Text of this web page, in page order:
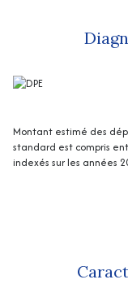
Montant estimé des
standard est compris
indexés sur les années